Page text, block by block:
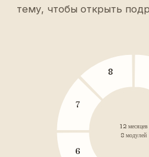
тему, чтобы открыть
6
7
8
12 месяцев
8 модулей